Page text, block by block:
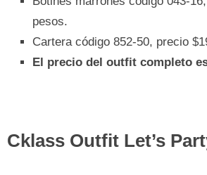
pesos.
Cartera código 852-50, precio
El precio del outfit completo
Cklass Outfit Let’s